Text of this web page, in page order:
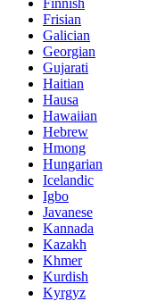
Finnish
Frisian
Galician
Georgian
Gujarati
Haitian
Hausa
Hawaiian
Hebrew
Hmong
Hungarian
Icelandic
Igbo
Javanese
Kannada
Kazakh
Khmer
Kurdish
Kyrgyz